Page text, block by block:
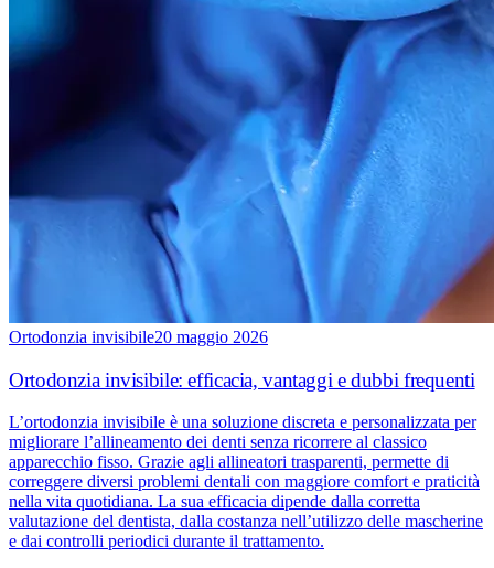
Ortodonzia invisibile20 maggio 2026
Ortodonzia invisibile: efficacia, vantaggi e dubbi frequenti
L’ortodonzia invisibile è una soluzione discreta e personalizzata per
migliorare l’allineamento dei denti senza ricorrere al classico
apparecchio fisso. Grazie agli allineatori trasparenti, permette di
correggere diversi problemi dentali con maggiore comfort e praticità
nella vita quotidiana. La sua efficacia dipende dalla corretta
valutazione del dentista, dalla costanza nell’utilizzo delle mascherine
e dai controlli periodici durante il trattamento.